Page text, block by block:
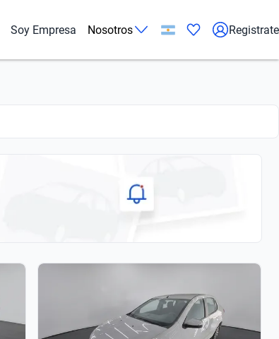
Soy Empresa Nosotros Registrate